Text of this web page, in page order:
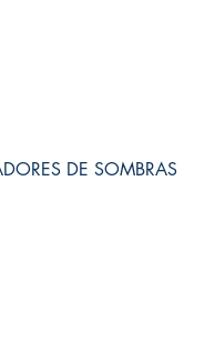
DE SOMBRAS